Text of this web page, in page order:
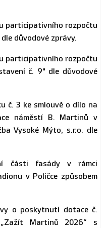
participativního rozpočtu
důvodové zprávy.
participativního rozpočtu
č. 9" dle důvodové
č. 3 ke smlouvě o dílo na
náměstí B. Martinů v
Vysoké Mýto, s.r.o. dle
části fasády v rámci
v Poličce způsobem
o poskytnutí dotace č.
Martinů 2026“ s